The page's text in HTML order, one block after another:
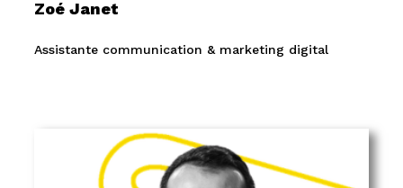
Zoé Janet
Assistante communication & marketing digital